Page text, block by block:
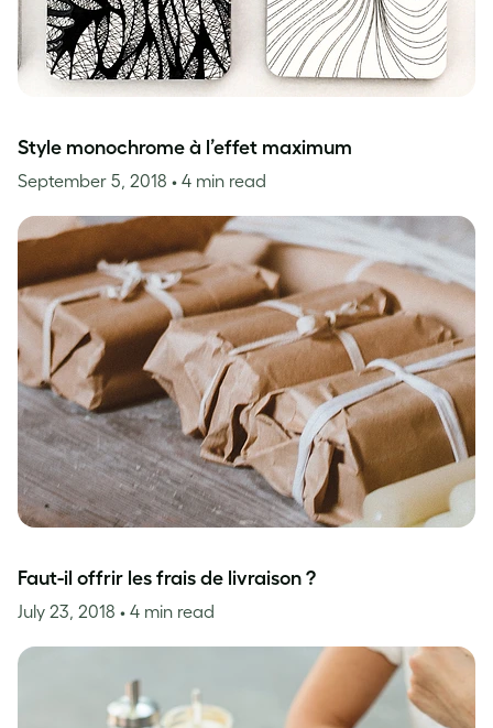
Style monochrome à l’effet maximum
September 5, 2018 • 4 min read
Faut-il offrir les frais de livraison ?
July 23, 2018 • 4 min read